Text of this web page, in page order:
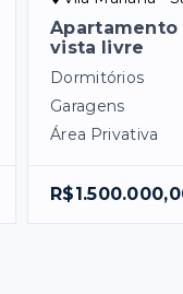
Apartamento
vista livre
Dormitórios
Garagens
Área Privativa